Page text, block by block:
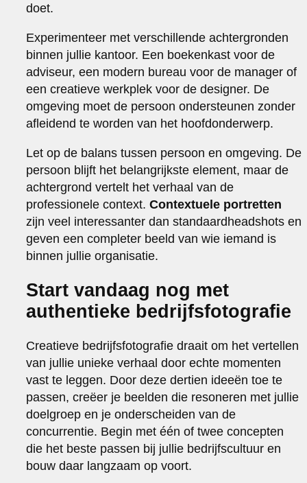
doet.
Experimenteer met verschillende achtergronden
binnen jullie kantoor. Een boekenkast voor de
adviseur, een modern bureau voor de manager of
een creatieve werkplek voor de designer. De
omgeving moet de persoon ondersteunen zonder
afleidend te worden van het hoofdonderwerp.
Let op de balans tussen persoon en omgeving. De
persoon blijft het belangrijkste element, maar de
achtergrond vertelt het verhaal van de
professionele context.Contextuele portretten
zijn veel interessanter dan standaardheadshots en
geven een completer beeld van wie iemand is
binnen jullie organisatie.
Start vandaag nog met
authentieke bedrijfsfotografie
Creatieve bedrijfsfotografie draait om het vertellen
van jullie unieke verhaal door echte momenten
vast te leggen. Door deze dertien ideeën toe te
passen, creëer je beelden die resoneren met jullie
doelgroep en je onderscheiden van de
concurrentie. Begin met één of twee concepten
die het beste passen bij jullie bedrijfscultuur en
bouw daar langzaam op voort.